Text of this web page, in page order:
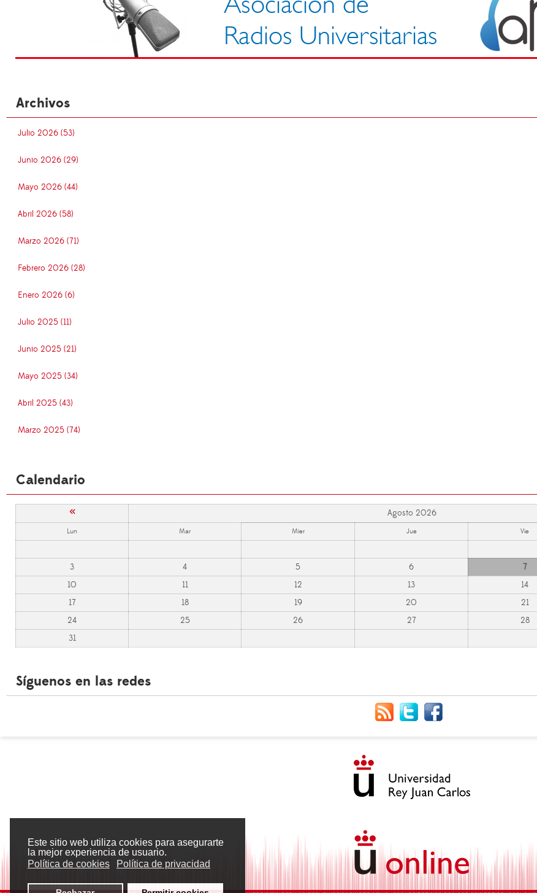
Este sitio web utiliza cookies para asegurarte
la mejor experiencia de usuario.
Política de cookies
Política de privacidad
Archivos
Julio 2026 (53)
Junio 2026 (29)
Mayo 2026 (44)
Abril 2026 (58)
Marzo 2026 (71)
Febrero 2026 (28)
Enero 2026 (6)
Julio 2025 (11)
Junio 2025 (21)
Mayo 2025 (34)
Abril 2025 (43)
Marzo 2025 (74)
Calendario
« Agosto 2026
Lun Mar Mier Jue Vie
3
4 5 6 7
10
11 12 13 14
17
18 19 20 21
24
25 26 27 28
31
Síguenos en las redes